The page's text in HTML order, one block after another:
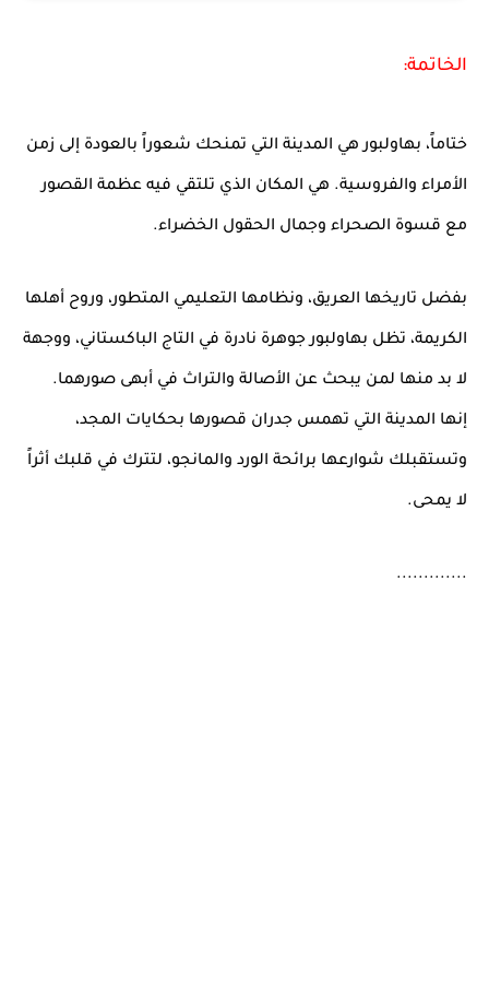
الخاتمة:
ختاماً، بهاولبور هي المدينة التي تمنحك شعوراً بالعودة إلى زمن
الأمراء والفروسية. هي المكان الذي تلتقي فيه عظمة القصور
مع قسوة الصحراء وجمال الحقول الخضراء.
بفضل تاريخها العريق، ونظامها التعليمي المتطور، وروح أهلها
الكريمة، تظل بهاولبور جوهرة نادرة في التاج الباكستاني، ووجهة
لا بد منها لمن يبحث عن الأصالة والتراث في أبهى صورهما.
إنها المدينة التي تهمس جدران قصورها بحكايات المجد،
وتستقبلك شوارعها برائحة الورد والمانجو، لتترك في قلبك أثراً
لا يمحى.
.............